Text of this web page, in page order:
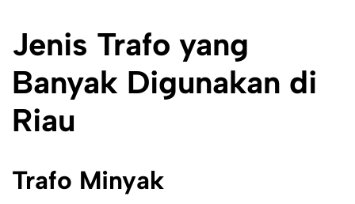
Jenis Trafo yang
Banyak Digunakan di
Riau
Trafo Minyak